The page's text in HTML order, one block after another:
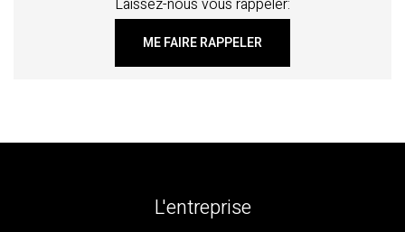
Laissez-nous vous rappeler:
ME FAIRE RAPPELER
L'entreprise